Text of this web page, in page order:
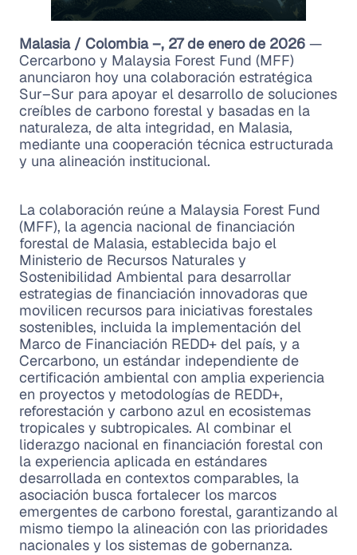
Malasia / Colombia –, 27 de enero de 2026 —
Cercarbono y Malaysia Forest Fund (MFF)
anunciaron hoy una colaboración estratégica
Sur–Sur para apoyar el desarrollo de soluciones
creíbles de carbono forestal y basadas en la
naturaleza, de alta integridad, en Malasia,
mediante una cooperación técnica estructurada
y una alineación institucional.
La colaboración reúne a Malaysia Forest Fund
(MFF), la agencia nacional de financiación
forestal de Malasia, establecida bajo el
Ministerio de Recursos Naturales y
Sostenibilidad Ambiental para desarrollar
estrategias de financiación innovadoras que
movilicen recursos para iniciativas forestales
sostenibles, incluida la implementación del
Marco de Financiación REDD+ del país, y a
Cercarbono, un estándar independiente de
certificación ambiental con amplia experiencia
en proyectos y metodologías de REDD+,
reforestación y carbono azul en ecosistemas
tropicales y subtropicales. Al combinar el
liderazgo nacional en financiación forestal con
la experiencia aplicada en estándares
desarrollada en contextos comparables, la
asociación busca fortalecer los marcos
emergentes de carbono forestal, garantizando al
mismo tiempo la alineación con las prioridades
nacionales y los sistemas de gobernanza.